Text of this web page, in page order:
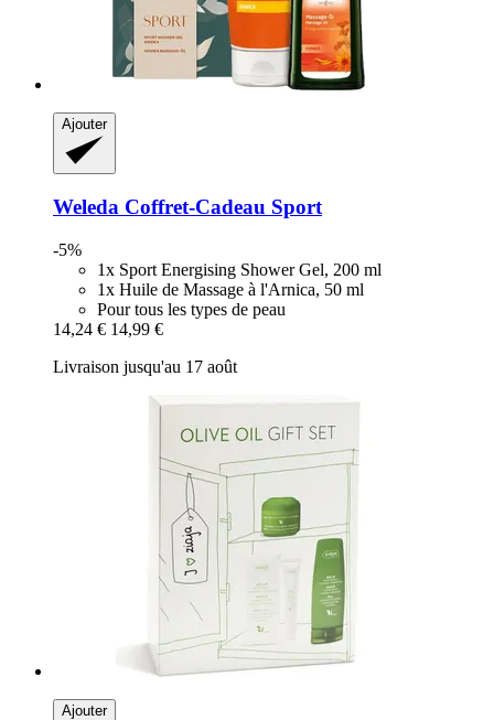
Ajouter
Weleda Coffret-​Cadeau Sport
-5%
1x Sport Energising Shower Gel, 200 ml
1x Huile de Massage à l'Arnica, 50 ml
Pour tous les types de peau
14,24 € 14,99 €
Livraison jusqu'au 17 août
Ajouter